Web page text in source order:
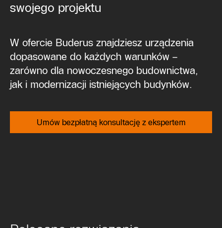
swojego projektu
W ofercie Buderus znajdziesz urządzenia
dopasowane do każdych warunków –
zarówno dla nowoczesnego budownictwa,
jak i modernizacji istniejących budynków.
Umów bezpłatną konsultację z ekspertem